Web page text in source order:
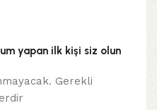
yapan ilk kişi siz olun
Gerekli